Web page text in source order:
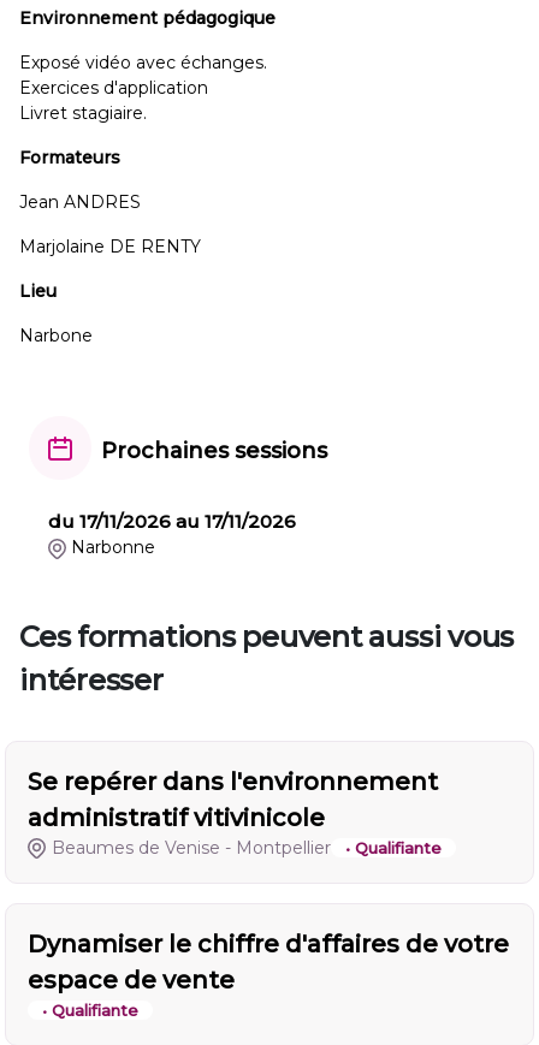
Environnement pédagogique
Exposé vidéo avec échanges.
Exercices d'application
Livret stagiaire.
Formateurs
Jean ANDRES
Marjolaine DE RENTY
Lieu
Narbone
Prochaines sessions
du 17/11/2026 au 17/11/2026
Narbonne
Ces formations peuvent aussi vous
intéresser
Se repérer dans l'environnement
administratif vitivinicole
Beaumes de Venise - Montpellier • Qualifiante
Dynamiser le chiffre d'affaires de votre
espace de vente
• Qualifiante